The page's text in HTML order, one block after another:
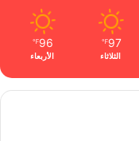
97
℉
الثلاثاء
96
℉
الأربعاء